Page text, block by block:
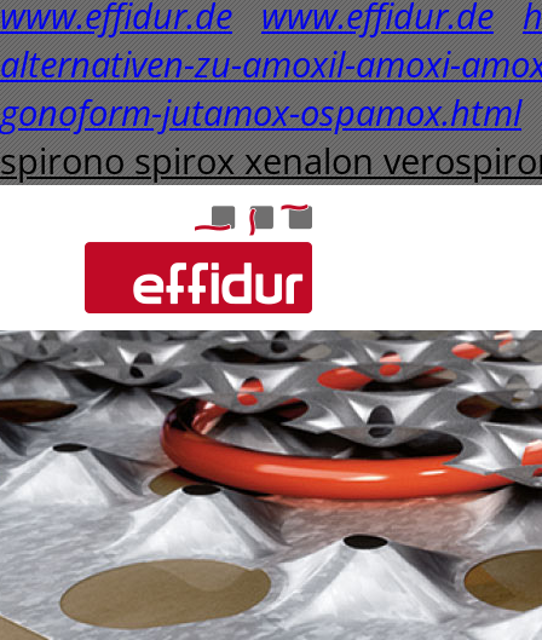
www.effidur.de
www.effidur.de
alternativen-zu-amoxil-amoxi-
gonoform-jutamox-ospamox.html
spirono spirox xenalon